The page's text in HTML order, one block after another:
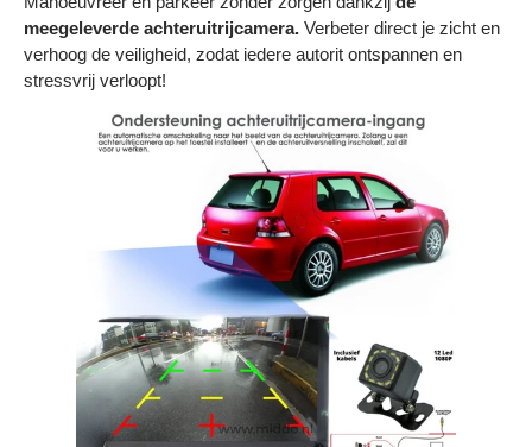
meegeleverde achteruitrijcamera. Verbeter direct je zicht en
verhoog de veiligheid, zodat iedere autorit ontspannen en
stressvrij verloopt!